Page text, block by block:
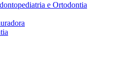
e Ortodontia